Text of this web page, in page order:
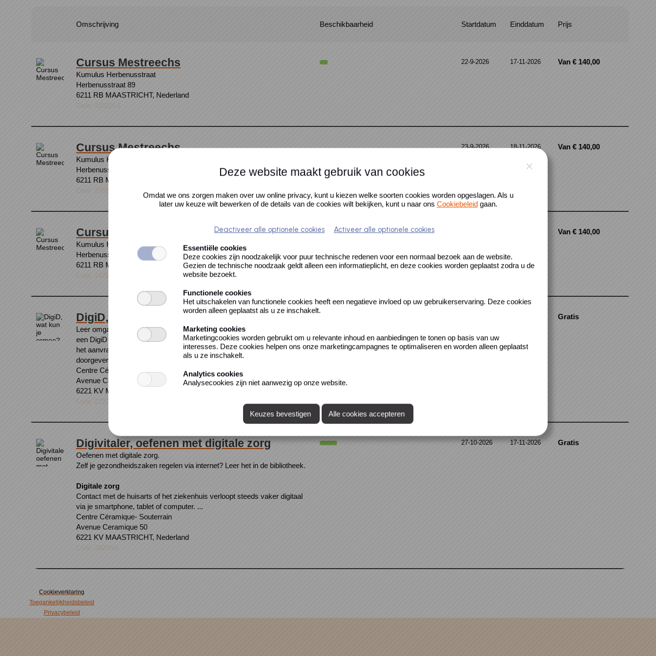
Omschrijving Beschikbaarheid Startdatum Einddatum Prijs
Cursus Mestreechs
Kumulus Herbenusstraat
Herbenusstraat 89
6211 RB MAASTRICHT, Nederland
Code: 222026-2
22-9-2026 17-11-2026 Van € 140,00
Cursus Mestreechs
Kumulus Herbenusstraat
Herbenusstraat 89
6211 RB MAASTRICHT, Nederland
Code: 232026-2
23-9-2026 18-11-2026 Van € 140,00
Cursus Mestreechs
Kumulus Herbenusstraat
Herbenusstraat 89
6211 RB MAASTRICHT, Nederland
Code: 242026-2
Van € 140,00
DigiD, wat kun je ermee?
Leer omgaan met de digitale overheid. Je leert in 4 bijeenkomsten hoe je
een DigiD aanvraagt en gebruikt en allerlei zaken zelf kunt regelen. Zoals
het aanvragen van huurtoeslag, van zorg, zoeken naar werk of het
doorgeven van een verhuizin...
Centre Céramique- Souterrain
Avenue Ceramique 50
6221 KV MAASTRICHT, Nederland
Code: 222026
Gratis
Digivitaler, oefenen met digitale zorg
Oefenen met digitale zorg.
Zelf je gezondheidszaken regelen via internet? Leer het in de bibliotheek.
Digitale zorg
Contact met de huisarts of het ziekenhuis verloopt steeds vaker digitaal
via je smartphone, tablet of computer. ...
Centre Céramique- Souterrain
Avenue Ceramique 50
6221 KV MAASTRICHT, Nederland
Code: 2420261
27-10-2026 17-11-2026 Gratis
Cookieverklaring
Toegankelijkheidsbeleid
Privacybeleid
Deze website maakt gebruik van cookies
Omdat we ons zorgen maken over uw online privacy, kunt u kiezen welke soorten cookies worden opgeslagen. Als u
later uw keuze wilt bewerken of de details van de cookies wilt bekijken, kunt u naar ons Cookiebeleidgaan.
Deactiveer alle optionele cookies Activeer alle optionele cookies
Essentiële cookies
Deze cookies zijn noodzakelijk voor puur technische redenen voor een normaal bezoek aan de website.
Gezien de technische noodzaak geldt alleen een informatieplicht, en deze cookies worden geplaatst zodra u de
website bezoekt.
Functionele cookies
Het uitschakelen van functionele cookies heeft een negatieve invloed op uw gebruikerservaring. Deze cookies
worden alleen geplaatst als u ze inschakelt.
Marketing cookies
Marketingcookies worden gebruikt om u relevante inhoud en aanbiedingen te tonen op basis van uw
interesses. Deze cookies helpen ons onze marketingcampagnes te optimaliseren en worden alleen geplaatst
als u ze inschakelt.
Analytics cookies
Analysecookies zijn niet aanwezig op onze website.